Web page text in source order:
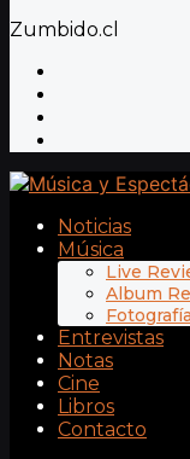
Zumbido.cl
Noticias
Música
Live
Album
Entrevistas
Notas
Cine
Libros
Contacto